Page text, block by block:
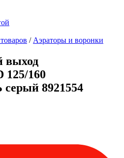
/ Аэраторы и воронки
выход
125/160
8921554